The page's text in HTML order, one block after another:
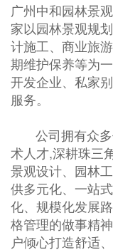
广州中和园林景
家以园林景观规
计施工、商业旅
期维护保养等为
开发企业、私家
服务。
公司拥有众多
术人才,深耕珠三
景观设计、园林
供多元化、一站
化、规模化发展
格管理的做事精
户倾心打造舒适